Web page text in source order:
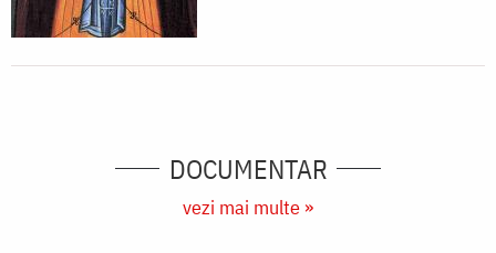
DOCUMENTAR
vezi mai multe »